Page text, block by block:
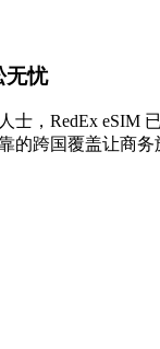
无忧
士，RedEx eSIM
的跨国覆盖让商务